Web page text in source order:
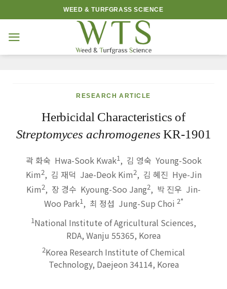
to
content
WEED & TURFGRASS SCIENCE
RESEARCH ARTICLE
Herbicidal Characteristics of
Streptomyces achromogenes KR-1901
곽 화숙 Hwa-Sook Kwak1, 김 영숙 Young-Sook
Kim2, 김 재덕 Jae-Deok Kim2, 김 혜진 Hye-Jin
Kim2, 장 경수 Kyoung-Soo Jang2, 박 진우 Jin-
Woo Park1, 최 정섭 Jung-Sup Choi 2*
1National Institute of Agricultural Sciences,
RDA, Wanju 55365, Korea
2Korea Research Institute of Chemical
Technology, Daejeon 34114, Korea